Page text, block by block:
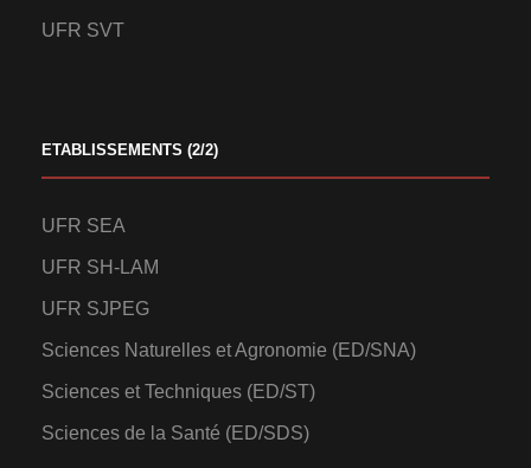
UFR SVT
ETABLISSEMENTS (2/2)
UFR SEA
UFR SH-LAM
UFR SJPEG
Sciences Naturelles et Agronomie (ED/SNA)
Sciences et Techniques (ED/ST)
Sciences de la Santé (ED/SDS)